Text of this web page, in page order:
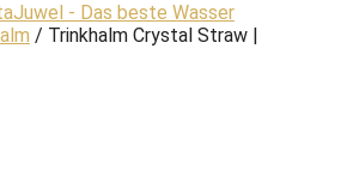
- Das beste Wasser
/ Trinkhalm Crystal Straw |